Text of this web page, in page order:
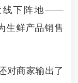
线下阵地——
生鲜产品销售
对商家输出了